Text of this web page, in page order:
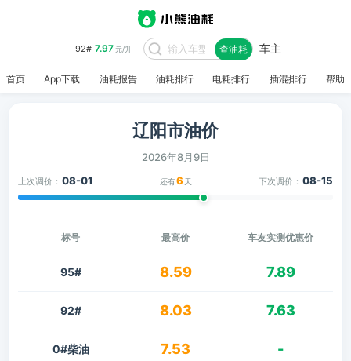
92# 7.97元/升 查油耗 车主
首页 App下载 油耗报告 油耗排行 电耗排行 插混排行 帮助
辽阳市油价
2026年8月9日
上次调价： 08-01 还有6 天 下次调价： 08-15
标号 最高价 车友实测优惠价
95# 8.59 7.89
92# 8.03 7.63
0#柴油 7.53 -